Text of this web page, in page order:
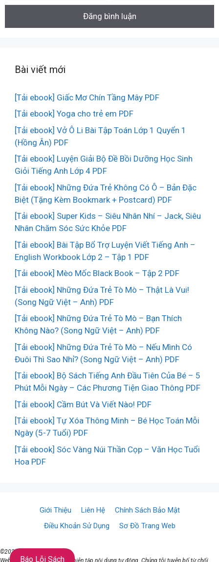
Bài viết mới
[Tải ebook] Giấc Mơ Chín Tầng Mây PDF
[Tải ebook] Yoga cho trẻ em PDF
[Tải ebook] Vở Ô Li Bài Tập Toán Lớp 1 Quyển 1
(Hồng Ân) PDF
[Tải ebook] Luyện Giải Bộ Đề Bồi Dưỡng Học Sinh
Giỏi Tiếng Anh Lớp 4 PDF
[Tải ebook] Những Đứa Trẻ Không Có Ô – Bản Đặc
Biệt (Tặng Kèm Bookmark + Postcard) PDF
[Tải ebook] Super Kids – Siêu Nhân Nhí – Jack, Siêu
Nhân Chăm Sóc Sức Khỏe PDF
[Tải ebook] Bài Tập Bổ Trợ Luyện Viết Tiếng Anh –
English Workbook Lớp 2 – Tập 1 PDF
[Tải ebook] Mèo Mốc Black Book – Tập 2 PDF
[Tải ebook] Những Đứa Trẻ Tò Mò – Thật Là Vui!
(Song Ngữ Việt – Anh) PDF
[Tải ebook] Những Đứa Trẻ Tò Mò – Bạn Thích
Không Nào? (Song Ngữ Việt – Anh) PDF
[Tải ebook] Những Đứa Trẻ Tò Mò – Nếu Mình Có
Đuôi Thì Sao Nhỉ? (Song Ngữ Việt – Anh) PDF
[Tải ebook] Bộ Sách Tiếng Anh Đầu Tiên Của Bé – 5
Phút Mỗi Ngày – Các Phương Tiện Giao Thông PDF
[Tải ebook] Cầm Bút Và Viết Nào! PDF
[Tải ebook] Tự Xóa Thông Minh – Bé Học Toán Mỗi
Ngày (5-7 Tuổi) PDF
[Tải ebook] Sóc Vàng Núi Thần Cọp – Văn Học Tuổi
Hoa PDF
Giới Thiệu Liên Hệ
Chính Sách Bảo Mật
Điều Khoản Sử Dụng
Sơ Đồ Trang Web
©2021 ♥ TaiSach.Org
Website đang sử dụng AI để biên tập nội dung tự động. Chúng tôi tuyên bố từ chối
Báo Lỗi Sách